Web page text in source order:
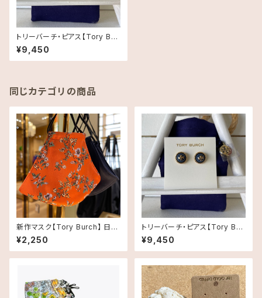
トリーバーチ・ピアス【Tory Bur
ch】・送料無料
¥9,450
同じカテゴリの商品
新作マスク【Tory Burch】 日本
未発売 FACE MASK トリーバ
ーチマスク1枚
¥2,250
トリーバーチ・ピアス【Tory Bur
ch】・送料無料
¥9,450